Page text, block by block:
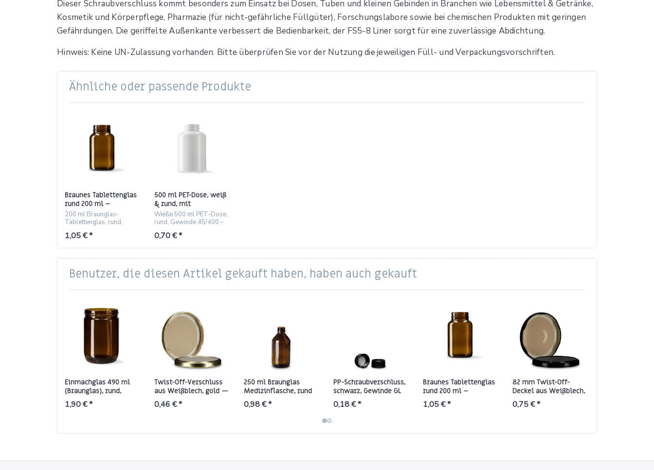
Dieser Schraubverschluss kommt besonders zum Einsatz bei Dosen, Tuben und kleinen Gebinden in Branchen wie Lebensmittel & Getränke,
Kosmetik und Körperpflege, Pharmazie (für nicht-gefährliche Füllgüter), Forschungslabore sowie bei chemischen Produkten mit geringen
Gefährdungen. Die geriffelte Außenkante verbessert die Bedienbarkeit, der FS5-8 Liner sorgt für eine zuverlässige Abdichtung.
Hinweis: Keine UN-Zulassung vorhanden. Bitte überprüfen Sie vor der Nutzung die jeweiligen Füll- und Verpackungsvorschriften.
Ähnliche oder passende Produkte
Braunes Tablettenglas
rund 200 ml –
Gewinde 45/400
200 ml Braunglas-
Tablettenglas, rund,
für Pharma, Kosmetik und
1,05 € *
500 ml PET-Dose, weiß
& rund, mit
45/400‑Gewinde
Weiße 500 ml PET-Dose,
rund, Gewinde 45/400 –
0,70 € *
Benutzer, die diesen Artikel gekauft haben, haben auch gekauft
Einmachglas 490 ml
(Braunglas), rund,
Gewinde TO‑82
1,90 € *
Twist-Off-Verschluss
aus Weißblech, gold —
Gewinde TO 82
0,46 € *
250 ml Braunglas
Medizinflasche, rund
mit PP28-Gewinde
0,98 € *
PP-Schraubverschluss,
schwarz, Gewinde GL
28 mit LDPE-
Konusdichtung
0,18 € *
Braunes Tablettenglas
rund 200 ml –
Gewinde 45/400
1,05 € *
82 mm Twist-Off-
Deckel aus Weißblech,
schwarz (TO 82)
0,75 € *